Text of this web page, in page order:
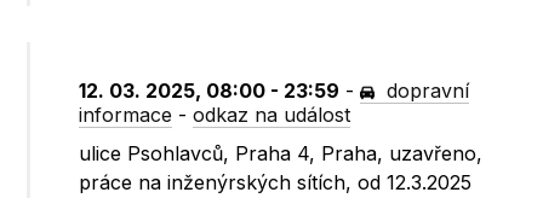
12. 03. 2025, 08:00 - 23:59 -
dopravní
informace -odkaz na událost
ulice Psohlavců, Praha 4, Praha, uzavřeno,
práce na inženýrských sítích, od 12.3.2025